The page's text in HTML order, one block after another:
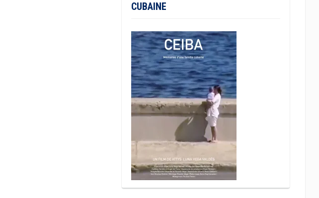
CUBAINE